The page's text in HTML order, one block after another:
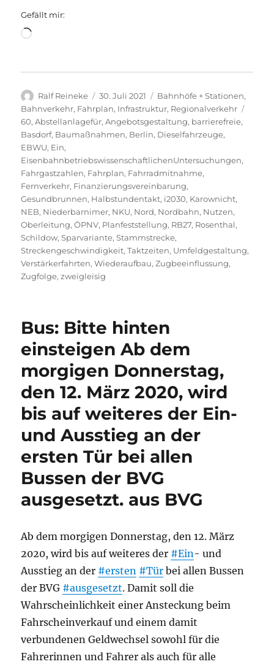
Gefällt mir:
Wird
Autor
Ralf Reineke
Veröffentlicht
am
30. Juli 2021 Kategorien
Bahnhöfe + Stationen,
Bahnverkehr, Fahrplan, Infrastruktur, Regionalverkehr
60,Abstellanlagefür,Angebotsgestaltung, barrierefreie,
Basdorf, Baumaßnahmen, Berlin, Dieselfahrzeuge,
EBWU, Ein,
EisenbahnbetriebswissenschaftlichenUntersuchungen,
Fahrgastzahlen, Fahrplan, Fahrradmitnahme,
Fernverkehr, Finanzierungsvereinbarung,
Gesundbrunnen, Halbstundentakt, i2030, Karownicht,
NEB, Niederbarnimer, NKU, Nord, Nordbahn, Nutzen,
Oberleitung,ÖPNV, Planfeststellung, RB27, Rosenthal,
Schildow,Sparvariante,Stammstrecke,
Streckengeschwindigkeit,Taktzeiten, Umfeldgestaltung,
Verstärkerfahrten,Wiederaufbau,Zugbeeinflussung,
Zugfolge,zweigleisig
Bus: Bitte hinten
einsteigen Ab dem
morgigen Donnerstag,
den 12. März 2020, wird
bis auf weiteres der Ein-
und Ausstieg an der
ersten Tür bei allen
Bussen der BVG
ausgesetzt. aus BVG
Ab dem morgigen Donnerstag, den 12. März
2020, wird bis auf weiteres der #Ein- und
Ausstieg an der #ersten #Tür bei allen Bussen
der BVG #ausgesetzt. Damit soll die
Wahrscheinlichkeit einer Ansteckung beim
Fahrscheinverkauf und einem damit
verbundenen Geldwechsel sowohl für die
Fahrerinnen und Fahrer als auch für alle